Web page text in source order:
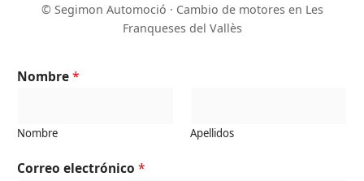
© Segimon Automoció · Cambio de motores en Les
Franqueses del Vallès
Nombre*
Nombre Apellidos
Correo electrónico *